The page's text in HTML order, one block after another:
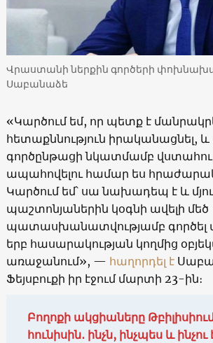
Վրաստանի ներքին գործերի
Սաբանաձե
«Կարծում եմ, որ պետք է
հետաքննություն իրականացնել, և
գործընթացի նկատմամբ
ապահովելու համար ես
Կարծում եմ՝ սա նախադեպ է և
պաշտոնյաներին կօգնի ավելի մեծ
պատասխանատվությամբ գործել
երբ հասարակության կողմից
առաջանում», — հաղորդել է
Ֆեյսբուքի իր էջում մարտի 23-ին։
Բողոքի ակցիաները
հունիսին․ ինչն, ինչպես և